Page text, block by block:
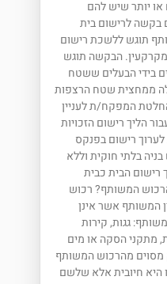
משלו.מ2 בתים או יותר שיש להם
בקשה לרישום בית
תוגש ללשכת רישום
הבקשה תוגש
בידי הבעלים ששטח
ממחצית שטח הרצפות
המפקח/ת לעניין
הליך רישום הזכויות
רישום בפנקס
בלתי חוקית וללא
רישום הבית כבית
המשותף? רכוש
המשותף אשר אינן
גגות, קירות
מתקני הסקה או מים
מסוים מהרכוש המשותף
היא חיובית אלא שלשם